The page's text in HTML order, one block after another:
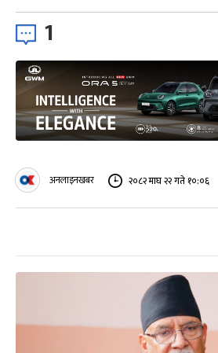
1
अनलाइनखबर २०८२ माघ २२ गते १०:०६